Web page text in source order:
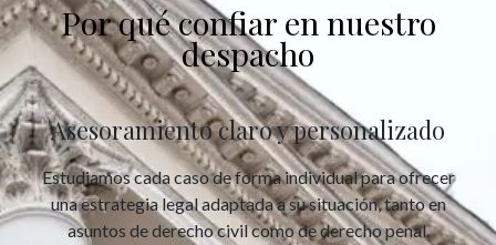
Por qué confiar en nuestro
despacho
Asesoramiento claro y personalizado
Estudiamos cada caso de forma individual para ofrecer
una estrategia legal adaptada a su situación, tanto en
asuntos de derecho civil como de derecho penal.